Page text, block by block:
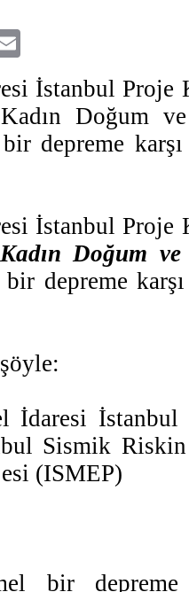
İstanbul
Doğum ve
bir depreme
İstanbul
Doğum
bir depreme
İdaresi İstanbul
Sismik Riskin
(ISMEP)
bir depreme